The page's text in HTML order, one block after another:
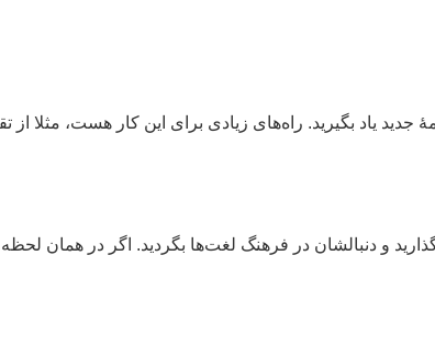
یاد بگیرید. راه‌های زیادی برای این کار هست، مثلا از
و دنبالشان در فرهنگ لغت‌ها بگردید. اگر در همان